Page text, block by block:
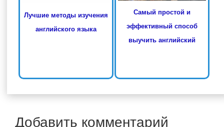
Лучшие методы изучения
английского языка
Самый простой и
эффективный способ
выучить английский
Добавить комментарий